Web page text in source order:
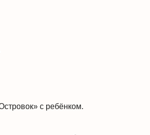
с ребёнком.